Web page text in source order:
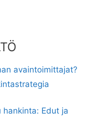
avaintoimittajat?
Edut ja